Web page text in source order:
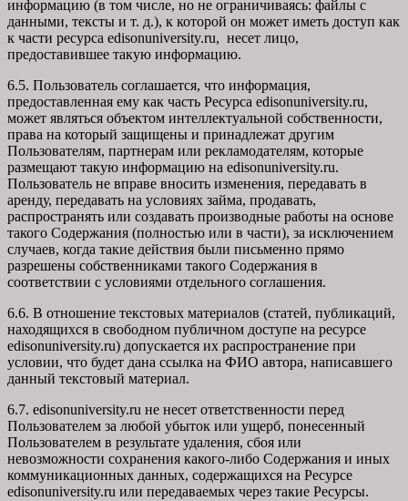
информацию (в том числе, но не ограничиваясь: файлы с
данными, тексты и т. д.), к которой он может иметь доступ как
к части ресурса edisonuniversity.ru, несет лицо,
предоставившее такую информацию.
6.5. Пользователь соглашается, что информация,
предоставленная ему как часть Ресурса edisonuniversity.ru,
может являться объектом интеллектуальной собственности,
права на который защищены и принадлежат другим
Пользователям, партнерам или рекламодателям, которые
размещают такую информацию на edisonuniversity.ru.
Пользователь не вправе вносить изменения, передавать в
аренду, передавать на условиях займа, продавать,
распространять или создавать производные работы на основе
такого Содержания (полностью или в части), за исключением
случаев, когда такие действия были письменно прямо
разрешены собственниками такого Содержания в
соответствии с условиями отдельного соглашения.
6.6. В отношение текстовых материалов (статей, публикаций,
находящихся в свободном публичном доступе на ресурсе
edisonuniversity.ru) допускается их распространение при
условии, что будет дана ссылка на ФИО автора, написавшего
данный текстовый материал.
6.7. edisonuniversity.ru не несет ответственности перед
Пользователем за любой убыток или ущерб, понесенный
Пользователем в результате удаления, сбоя или
невозможности сохранения какого-либо Содержания и иных
коммуникационных данных, содержащихся на Ресурсе
edisonuniversity.ru или передаваемых через такие Ресурсы.